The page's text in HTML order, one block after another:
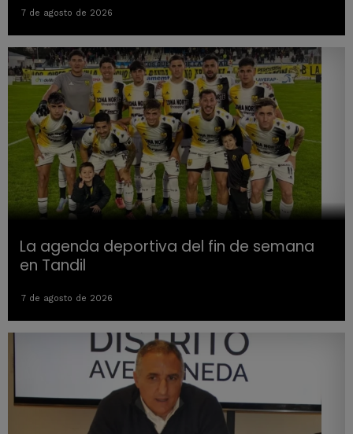
7 de agosto de 2026
La agenda deportiva del fin de semana
en Tandil
7 de agosto de 2026